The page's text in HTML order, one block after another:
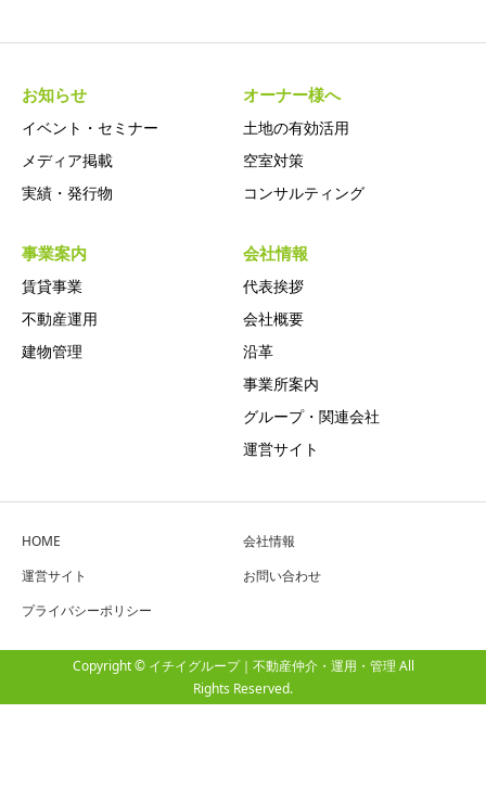
お知らせ
イベント・セミナー
メディア掲載
実績・発行物
オーナー様へ
土地の有効活用
空室対策
コンサルティング
事業案内
賃貸事業
不動産運用
建物管理
会社情報
代表挨拶
会社概要
沿革
事業所案内
グループ・関連会社
運営サイト
HOME
会社情報
運営サイト
お問い合わせ
プライバシーポリシー
Copyright © イチイグループ｜不動産仲介・運用・管理 All
Rights Reserved.